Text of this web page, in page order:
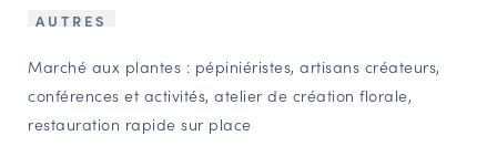
Espace acteurs
NAVIGATION FILTRÉE « ACTEURS »
AUTRES
Marché aux plantes : pépiniéristes, artisans créateurs,
conférences et activités, atelier de création florale,
restauration rapide sur place